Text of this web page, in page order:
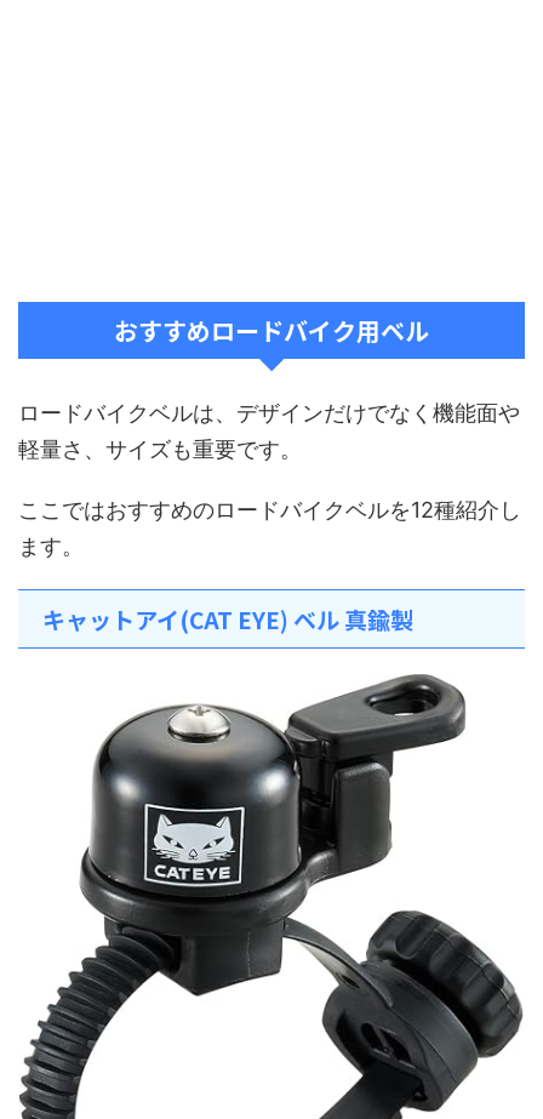
おすすめロードバイク用ベル
ロードバイクベルは、デザインだけでなく機能面や
軽量さ、サイズも重要です。
ここではおすすめのロードバイクベルを12種紹介し
ます。
キャットアイ(CAT EYE) ベル 真鍮製